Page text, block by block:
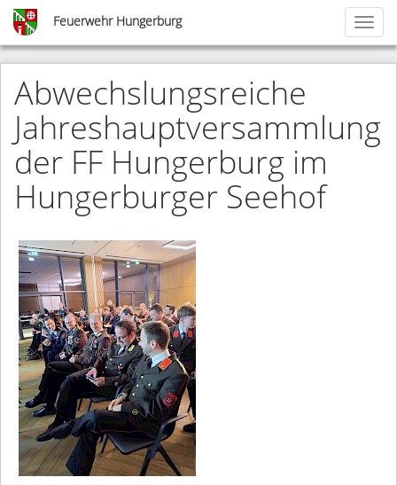
Skip
main
content
Feuerwehr Hungerburg
Abwechslungsreiche
Jahreshauptversammlung
der FF Hungerburg im
Hungerburger Seehof